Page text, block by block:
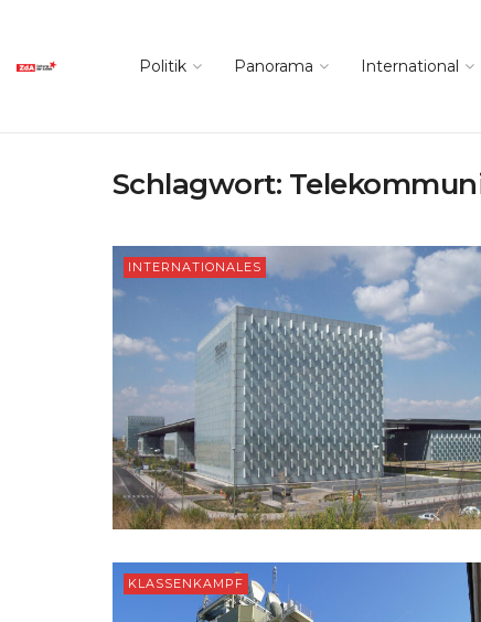
Politik Panorama International
Schlagwort:
INTERNATIONALES
KLASSENKAMPF